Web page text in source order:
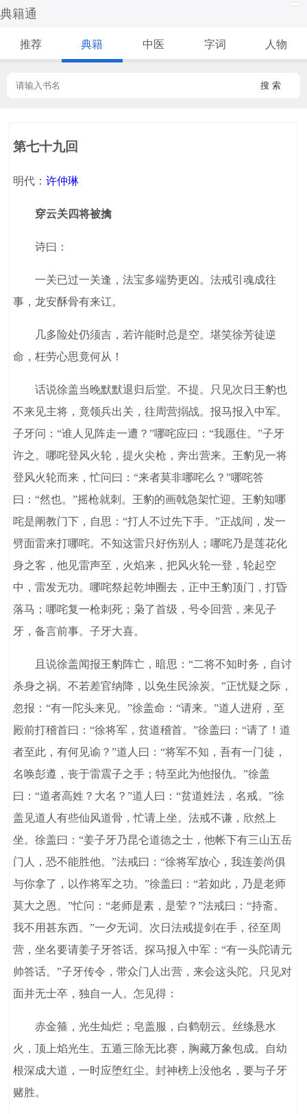
典籍通
推荐 典籍 中医 字词 人物
搜 索
第七十九回
明代：许仲琳
穿云关四将被擒
诗曰：
一关已过一关逢，法宝多端势更凶。法戒引魂成往
事，龙安酥骨有来讧。
几多险处仍须吉，若许能时总是空。堪笑徐芳徒逆
命，枉劳心思竟何从！
话说徐盖当晚默默退归后堂。不提。只见次日王豹也
不来见主将，竟领兵出关，往周营搦战。报马报入中军。
子牙问：“谁人见阵走一遭？”哪咤应曰：“我愿住。”子牙
许之。哪咤登风火轮，提火尖枪，奔出营来。王豹见一将
登风火轮而来，忙问曰：“来者莫非哪咤么？”哪咤答
曰：“然也。”摇枪就刺。王豹的画戟急架忙迎。王豹知哪
咤是阐教门下，自思：“打人不过先下手。”正战间，发一
劈面雷来打哪咤。不知这雷只好伤别人；哪咤乃是莲花化
身之客，他见雷声至，火焰来，把风火轮一登，轮起空
中，雷发无功。哪咤祭起乾坤圈去，正中王豹顶门，打昏
落马；哪咤复一枪刺死；枭了首级，号令回营，来见子
牙，备言前事。子牙大喜。
且说徐盖闻报王豹阵亡，暗思：“二将不知时务，自讨
杀身之祸。不若差官纳降，以免生民涂炭。”正忧疑之际，
忽报：“有一陀头来见。”徐盖命：“请来。”道人进府，至
殿前打稽首曰：“徐将军，贫道稽首。”徐盖曰：“请了！道
者至此，有何见谕？”道人曰：“将军不知，吾有一门徒，
名唤彭遵，丧于雷震子之手；特至此为他报仇。”徐盖
曰：“道者高姓？大名？”道人曰：“贫道姓法，名戒。”徐
盖见道人有些仙风道骨，忙请上坐。法戒不谦，欣然上
坐。徐盖曰：“姜子牙乃昆仑道德之士，他帐下有三山五岳
门人，恐不能胜他。”法戒曰：“徐将军放心，我连姜尚俱
与你拿了，以作将军之功。”徐盖曰：“若如此，乃是老师
莫大之恩。”忙问：“老师是素，是荤？”法戒曰：“持斋。
我不用甚东西。”一夕无词。次日法戒提剑在手，径至周
营，坐名要请姜子牙答话。探马报入中军：“有一头陀请元
帅答话。”子牙传令，带众门人出营，来会这头陀。只见对
面并无士卒，独自一人。怎见得：
赤金箍，光生灿烂；皂盖服，白鹤朝云。丝绦悬水
火，顶上焰光生。五遁三除无比赛，胸藏万象包成。自幼
根深成大道，一时应堕红尘。封神榜上没他名，要与子牙
赌胜。